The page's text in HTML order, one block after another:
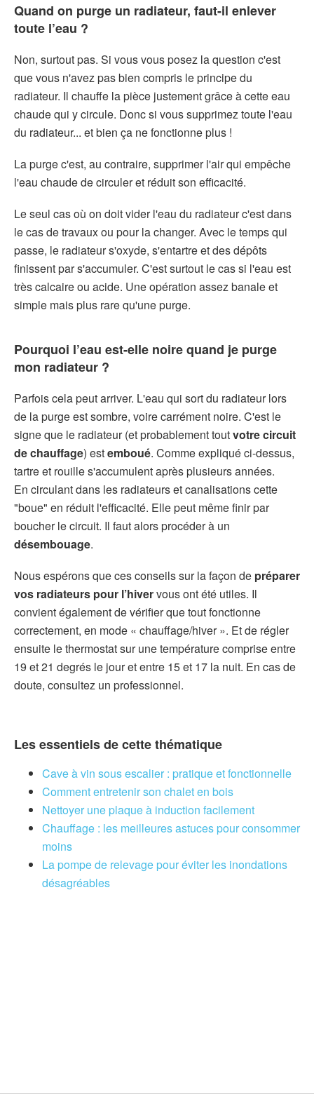
Quand on purge un radiateur, faut-il enlever
toute l’eau ?
Non, surtout pas. Si vous vous posez la question c'est
que vous n'avez pas bien compris le principe du
radiateur. Il chauffe la pièce justement grâce à cette eau
chaude qui y circule. Donc si vous supprimez toute l'eau
du radiateur... et bien ça ne fonctionne plus !
La purge c'est, au contraire, supprimer l'air qui empêche
l'eau chaude de circuler et réduit son efficacité.
Le seul cas où on doit vider l'eau du radiateur c'est dans
le cas de travaux ou pour la changer. Avec le temps qui
passe, le radiateur s'oxyde, s'entartre et des dépôts
finissent par s'accumuler. C'est surtout le cas si l'eau est
très calcaire ou acide. Une opération assez banale et
simple mais plus rare qu'une purge.
Pourquoi l’eau est-elle noire quand je purge
mon radiateur ?
Parfois cela peut arriver. L'eau qui sort du radiateur lors
de la purge est sombre, voire carrément noire. C'est le
signe que le radiateur (et probablement toutvotre circuit
de chauffage) estemboué. Comme expliqué ci-dessus,
tartre et rouille s'accumulent après plusieurs années.
En circulant dans les radiateurs et canalisations cette
"boue" en réduit l'efficacité. Elle peut même finir par
boucher le circuit. Il faut alors procéder à un
désembouage.
Nous espérons que ces conseils sur la façon de préparer
vos radiateurs pour l’hivervous ont été utiles. Il
convient également de vérifier que tout fonctionne
correctement, en mode « chauffage/hiver ». Et de régler
ensuite le thermostat sur une température comprise entre
19 et 21 degrés le jour et entre 15 et 17 la nuit. En cas de
doute, consultez un professionnel.
Les essentiels de cette thématique
Cave à vin sous escalier : pratique et fonctionnelle
Comment entretenir son chalet en bois
Nettoyer une plaque à induction facilement
Chauffage : les meilleures astuces pour consommer
moins
La pompe de relevage pour éviter les inondations
désagréables